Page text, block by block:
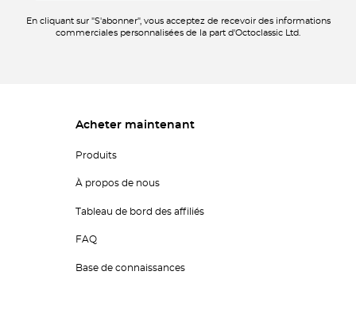
En cliquant sur "S'abonner", vous acceptez de recevoir des informations
commerciales personnalisées de la part d'Octoclassic Ltd.
Acheter maintenant
Produits
À propos de nous
Tableau de bord des affiliés
FAQ
Base de connaissances